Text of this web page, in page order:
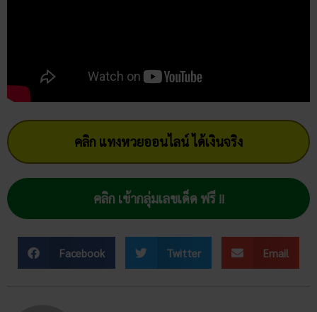
คลิก แทงหวยออนไลน์ ได้เงินจริง
คลิก เข้ากลุ่มเลขเด็ด ฟรี !!
Facebook Twitter Email